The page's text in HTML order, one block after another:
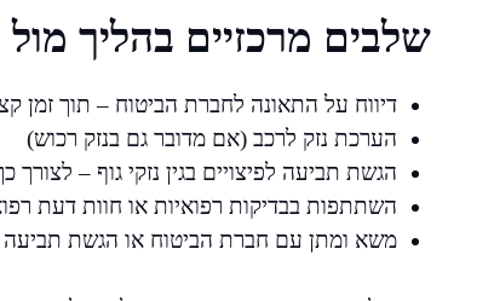
שלבים מרכזיים בהליך
דיווח על התאונה לחברת הביטוח – תוך זמן
הערכת נזק לרכב (אם מדובר גם בנזק רכוש)
הגשת תביעה לפיצויים בגין נזקי גוף –
השתתפות בבדיקות רפואיות או חוות דעת
משא ומתן עם חברת הביטוח או הגשת